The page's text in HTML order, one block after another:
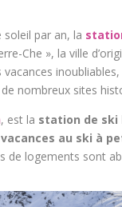
soleil par an, la
Che », la ville
nombreux sites
, est la station de ski
vacances au ski à
de logements sont